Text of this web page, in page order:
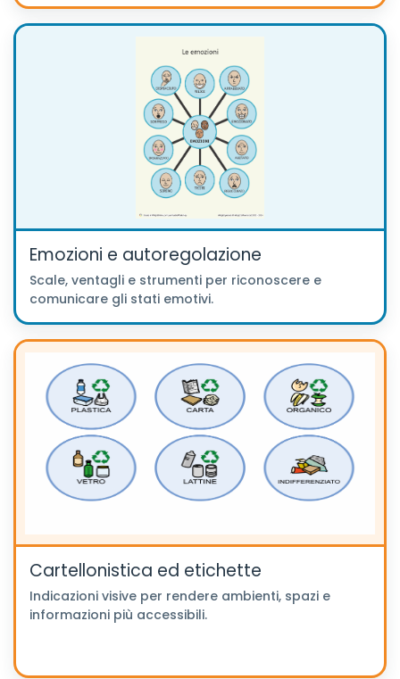
Emozioni e autoregolazione
Scale, ventagli e strumenti per riconoscere e
comunicare gli stati emotivi.
Cartellonistica ed etichette
Indicazioni visive per rendere ambienti, spazi e
informazioni più accessibili.